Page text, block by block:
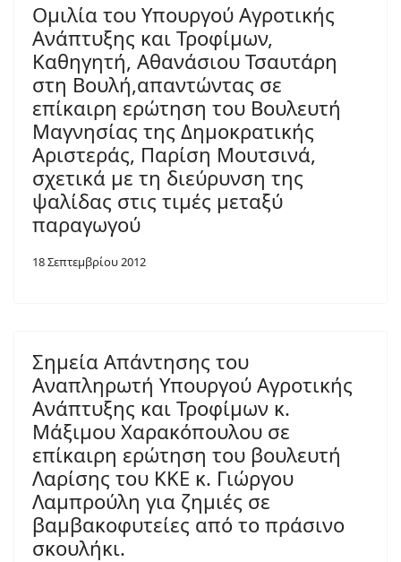
Ομιλία του Υπουργού Αγροτικής
Ανάπτυξης και Τροφίμων,
Καθηγητή, Αθανάσιου Τσαυτάρη
στη Βουλή,απαντώντας σε
επίκαιρη ερώτηση του Βουλευτή
Μαγνησίας της Δημοκρατικής
Αριστεράς, Παρίση Μουτσινά,
σχετικά με τη διεύρυνση της
ψαλίδας στις τιμές μεταξύ
παραγωγού
18 Σεπτεμβρίου 2012
Σημεία Απάντησης του
Αναπληρωτή Υπουργού Αγροτικής
Ανάπτυξης και Τροφίμων κ.
Μάξιμου Χαρακόπουλου σε
επίκαιρη ερώτηση του βουλευτή
Λαρίσης του ΚΚΕ κ. Γιώργου
Λαμπρούλη για ζημιές σε
βαμβακοφυτείες από το πράσινο
σκουλήκι.